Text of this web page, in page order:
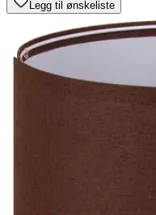
Legg til ønskeliste